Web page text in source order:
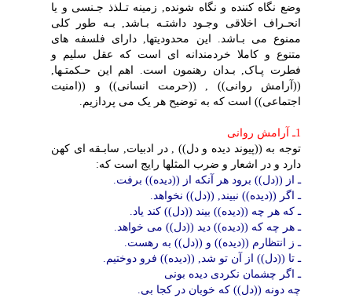
وضع نگاه کننده و نگاه شونده, زمینه تـلذذ جـنسى و یا
انحـراف اخلاقى وجـود داشتـه بـاشد, بـه طور کلى
ممنوع مى بـاشد. این محدودیتها, داراى فلسفه هاى
متنوع و کاملا خردمندانه اى است که عقل سلیم و
فطرت پـاک, بـدان رهنمون است. اهم این حـکمتـها,
((آرامش روانى)) , ((حرمت انسانى)) و ((امنیت
اجتماعى)) است که به توضیح هر یک مى پردازیم.
1ـ آرامش روانى
توجه به ((پیوند دیده و دل)) , در ادبیات, سابـقه اى کهن
دارد و در اشعار و ضرب المثلها رایج است که:
ـ از ((دل)) برود هر آنکه از ((دیده)) برفت.
ـ اگر ((دیده)) نبیند, ((دل)) نخواهد.
ـ که هر چه ((دیده)) بیند ((دل)) کند یاد.
ـ هر چه که ((دیده)) دید ((دل)) مى خواهد.
ـ ز انتظارم ((دیده)) و ((دل)) به رهست.
ـ تا ((دل)) از آن تو شد, ((دیده)) فرو دوختیم.
ـ اگر چشمان نکردى دیده بونى
چه دونه ((دل)) که خوبان در کجا بى.